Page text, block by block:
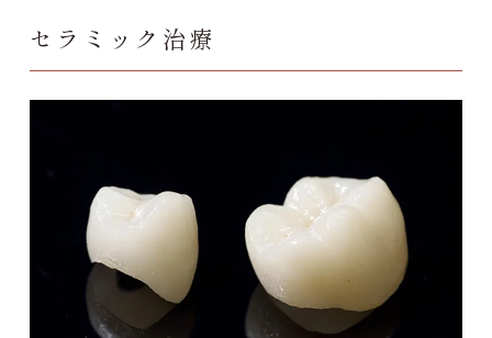
セラミック治療